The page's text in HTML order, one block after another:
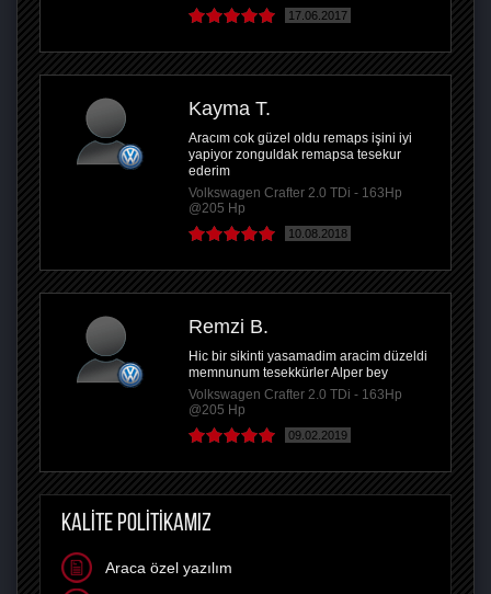
17.06.2017
Kayma T.
Aracım cok güzel oldu remaps işini iyi
yapiyor zonguldak remapsa tesekur
ederim
Volkswagen Crafter 2.0 TDi - 163Hp
@205 Hp
10.08.2018
Remzi B.
Hic bir sikinti yasamadim aracim düzeldi
memnunum tesekkürler Alper bey
Volkswagen Crafter 2.0 TDi - 163Hp
@205 Hp
09.02.2019
KALİTE POLİTİKAMIZ
Araca özel yazılım